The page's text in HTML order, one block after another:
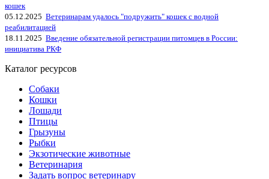
кошек
05.12.2025 Ветеринарам удалось "подружить" кошек с водной
реабилитацией
18.11.2025 Введение обязательной регистрации питомцев в России:
инициатива РКФ
Каталог ресурсов
Собаки
Кошки
Лошади
Птицы
Грызуны
Рыбки
Экзотические животные
Ветеринария
Задать вопрос ветеринару